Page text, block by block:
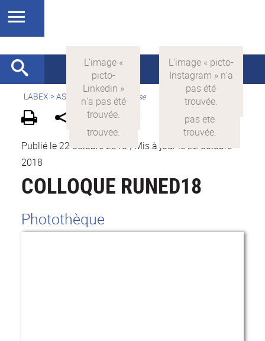
LABEX >ASLAN > Version française
Publié le 22 octobre 2018 | Mis à jour le 22 octobre
2018
COLLOQUE RUNED18
Photothèque